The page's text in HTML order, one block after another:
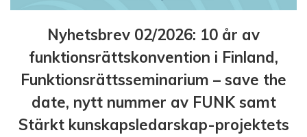
Nyhetsbrev 02/2026: 10 år av
funktionsrättskonvention i Finland,
Funktionsrättsseminarium – save the
date, nytt nummer av FUNK samt
Stärkt kunskapsledarskap-projektets